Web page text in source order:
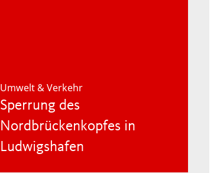
Umwelt & Verkehr
Sperrung des
Nordbrückenkopfes in
Ludwigshafen